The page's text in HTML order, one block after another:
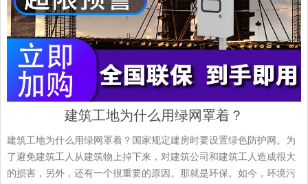
建筑工地为什么用绿网罩着？
建筑工地为什么用绿网罩着？国家规定建房时要设置绿色防护网。为
了避免建筑工人从建筑物上掉下来，对建筑公司和建筑工人造成很大
的损害，另外，还有一个很重要的原因。那就是环保。如今，环境污